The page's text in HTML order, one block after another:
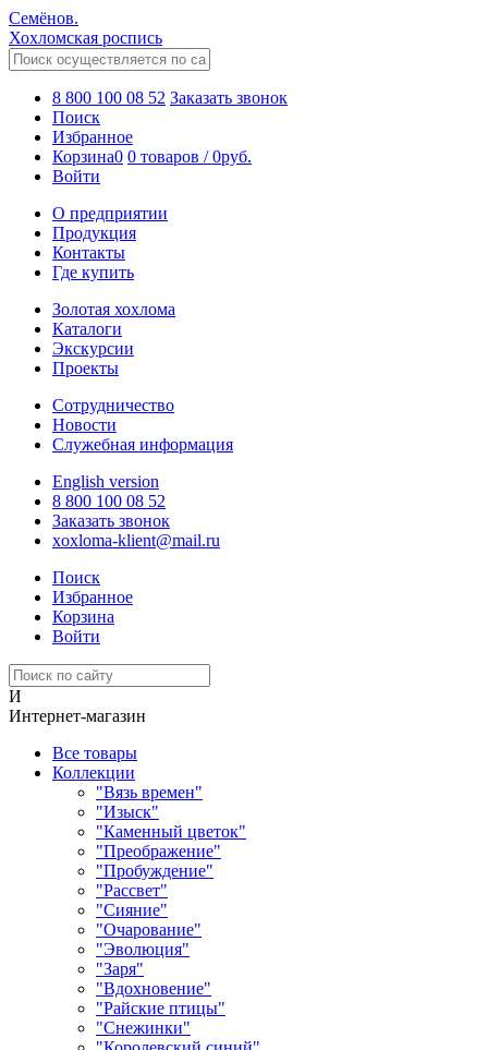
Семёнов.
Хохломская роспись
8 800 100 08 52 Заказать звонок
Поиск
Избранное
Корзина0 0 товаров /0руб.
Войти
О предприятии
Продукция
Контакты
Где купить
Золотая хохлома
Каталоги
Экскурсии
Проекты
Сотрудничество
Новости
Служебная информация
English version
8 800 100 08 52
Заказать звонок
xoxloma-klient@mail.ru
Поиск
Избранное
Корзина
Войти
И
Интернет-магазин
Все товары
Коллекции
"Вязь времен"
"Изыск"
"Каменный цветок"
"Преображение"
"Пробуждение"
"Рассвет"
"Сияние"
"Очарование"
"Эволюция"
"Заря"
"Вдохновение"
"Райские птицы"
"Снежинки"